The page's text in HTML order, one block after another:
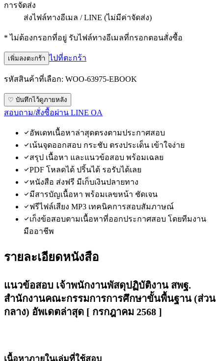
การจัดส่ง
ส่งไฟล์ทางอีเมล / LINE (ไม่มีค่าจัดส่ง)
* ไม่ต้องกรอกที่อยู่ รับไฟล์ทางอีเมลที่กรอกตอนสั่งซื้อ
เพิ่มลงตะกร้า ไปที่ตะกร้า
รหัสสินค้าที่เลือก: WOO-63975-EBOOK
♡ บันทึกไว้ดูภายหลัง
สอบถาม/สั่งซื้อผ่าน LINE OA
อัพเดทเนื้อหาล่าสุดตรงตามประกาศสอบ
เน้นจุดออกสอบ กระชับ ตรงประเด็น เข้าใจง่าย
สรุป เนื้อหา และแนวข้อสอบ พร้อมเฉลย
PDF โหลดได้ ปริ้นได้ รอรับได้เลย
หนังสือ ส่งฟรี มีเก็บเงินปลายทาง
มีสารบัญเนื้อหา พร้อมเลขหน้า ชัดเจน
ฟรีไฟล์เสียง MP3 เทคนิคการสอบสัมภาษณ์
เก็งข้อสอบตามเนื้อหาที่ออกประกาศสอบ โดยทีมงาน
มืออาชีพ
รายละเอียดหนังสือ
แนวข้อสอบ เจ้าพนักงานพัสดุปฏิบัติงาน สพฐ.
สำนักงานคณะกรรมการการศึกษาขั้นพื้นฐาน (ส่วน
กลาง) อัพเดตล่าสุด [ กรกฎาคม 2568 ]
เนื้อหาภายในเล่มที่ใช้สอบ